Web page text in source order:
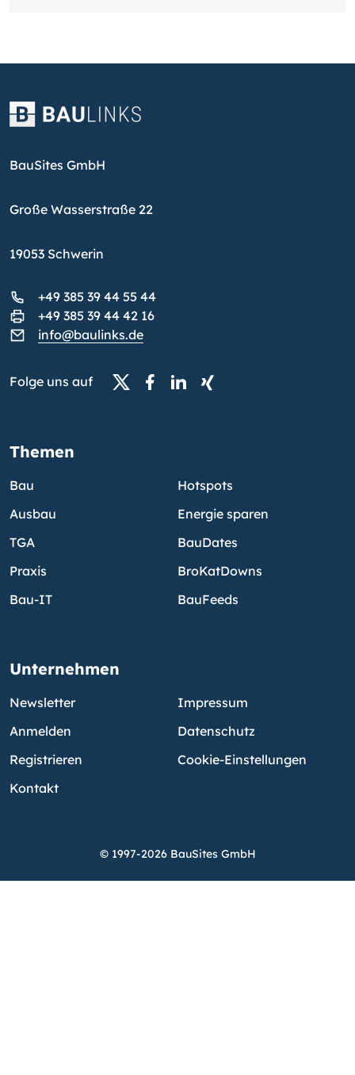
BauSites GmbH
Große Wasserstraße 22
19053 Schwerin
+49 385 39 44 55 44
+49 385 39 44 42 16
info@baulinks.de
Folge uns auf
Themen
Bau
Ausbau
TGA
Praxis
Bau-IT
Hotspots
Energie sparen
BauDates
BroKatDowns
BauFeeds
Unternehmen
Newsletter
Anmelden
Registrieren
Kontakt
Impressum
Datenschutz
Cookie-Einstellungen
© 1997-2026 BauSites GmbH